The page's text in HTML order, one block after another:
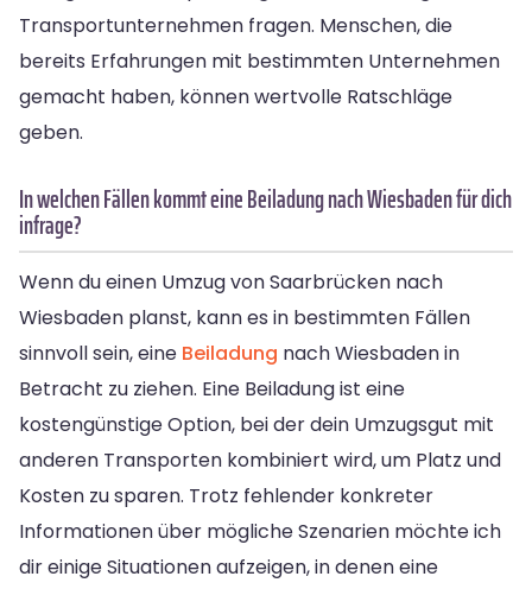
Transportunternehmen fragen. Menschen, die
bereits Erfahrungen mit bestimmten Unternehmen
gemacht haben, können wertvolle Ratschläge
geben.
In welchen Fällen kommt eine Beiladung nach Wiesbaden für dich
infrage?
Wenn du einen Umzug von Saarbrücken nach
Wiesbaden planst, kann es in bestimmten Fällen
sinnvoll sein, eine Beiladung nach Wiesbaden in
Betracht zu ziehen. Eine Beiladung ist eine
kostengünstige Option, bei der dein Umzugsgut mit
anderen Transporten kombiniert wird, um Platz und
Kosten zu sparen. Trotz fehlender konkreter
Informationen über mögliche Szenarien möchte ich
dir einige Situationen aufzeigen, in denen eine